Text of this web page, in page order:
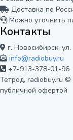
Доставка по
Можно уточнить
Контакты
г. Новосибирск,
info@radiobuy.ru
+7-913-378-01-96
Тетрод, radiobuy.ru ©
публичной офертой